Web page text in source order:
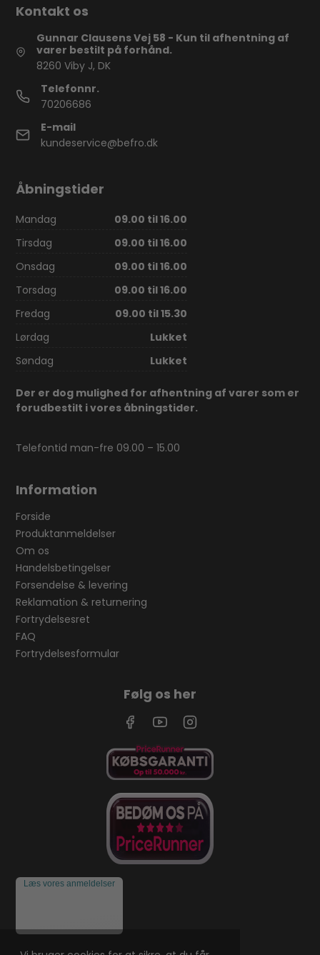
Kontakt os
Gunnar Clausens Vej 58 - Kun til afhentning af
varer bestilt på forhånd.
8260 Viby J, DK
Telefonnr.
70206686
E-mail
kundeservice@befro.dk
Åbningstider
Mandag
09.00 til 16.00
Tirsdag
09.00 til 16.00
Onsdag
09.00 til 16.00
Torsdag
09.00 til 16.00
Fredag
09.00 til 15.30
Lørdag
Lukket
Søndag
Lukket
Der er dog mulighed for afhentning af varer som er
forudbestilt i vores åbningstider.
Telefontid man-fre 09.00 – 15.00
Information
Forside
Produktanmeldelser
Om os
Handelsbetingelser
Forsendelse & levering
Reklamation & returnering
Fortrydelsesret
FAQ
Fortrydelsesformular
Følg os her
Læs vores anmeldelser